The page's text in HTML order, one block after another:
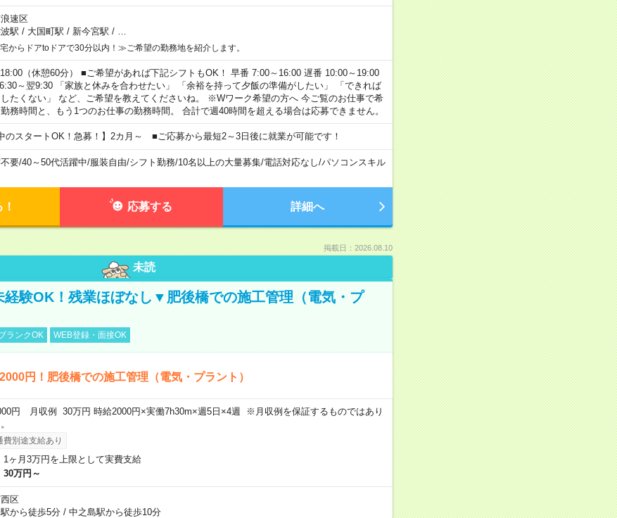
速区
波駅 / 大国町駅 / 新今宮駅 /
からドアtoドアで30分以内！≫ご希望の勤務地を紹介します。
（休憩60分） ■ご希望があれば下記シフトもOK！ 早番 7:00～16:00 遅番 10:00～19:00
～翌9:30 「家族と休みを合わせたい」 「余裕を持って夕飯の準備がしたい」 「できれば
たくない」 など、ご希望を教えてくださいね。 ※Wワーク希望の方へ 今ご覧のお仕事で希
務時間と、もう1つのお仕事の勤務時間。 合計で週40時間を超える場合は応募できません。
のスタートOK！急募！】2カ月～ ■ご応募から最短2～3日後に就業が可能です！
要/40～50代活躍中/服装自由/シフト勤務/10名以上の大量募集/電話対応なし/パソコンスキル
応募する 詳細へ
掲載日：2026.08.10
未読
経験OK！残業ほぼなし▼肥後橋での施工管理（電気・プ
ランクOK WEB登録・面接OK
円！肥後橋での施工管理（電気・プラント）
円 月収例 30万円 時給2000円×実働7h30m×週5日×4週 ※月収例を保証するものではあり
費別途支給あり
1ヶ月3万円を上限として実費支給
30万円～
区
から徒歩5分/ 中之島駅から徒歩10分